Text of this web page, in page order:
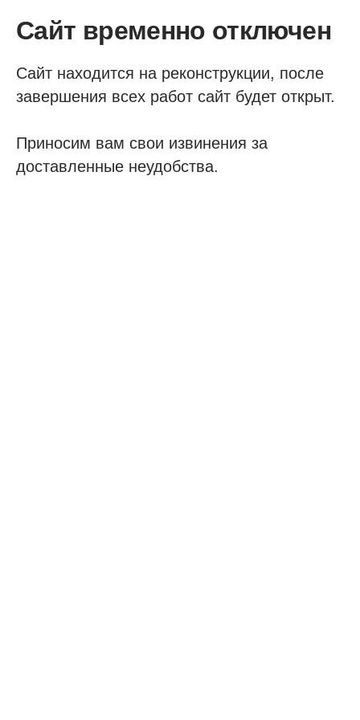
Сайт временно отключен
Сайт находится на реконструкции, после
завершения всех работ сайт будет открыт.
Приносим вам свои извинения за
доставленные неудобства.